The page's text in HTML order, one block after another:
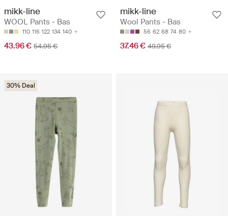
mikk-line
WOOL Pants - Bas
110 116 122 134 140
43.96 € 54.95 €
mikk-line
Wool Pants - Bas
56 62 68 74 80
37.46 € 49.95 €
30% Deal